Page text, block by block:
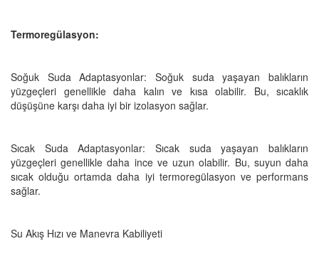
Termoregülasyon:
Soğuk Suda Adaptasyonlar: Soğuk suda yaşayan balıkların
yüzgeçleri genellikle daha kalın ve kısa olabilir. Bu, sıcaklık
düşüşüne karşı daha iyi bir izolasyon sağlar.
Sıcak Suda Adaptasyonlar: Sıcak suda yaşayan balıkların
yüzgeçleri genellikle daha ince ve uzun olabilir. Bu, suyun daha
sıcak olduğu ortamda daha iyi termoregülasyon ve performans
sağlar.
Su Akış Hızı ve Manevra Kabiliyeti